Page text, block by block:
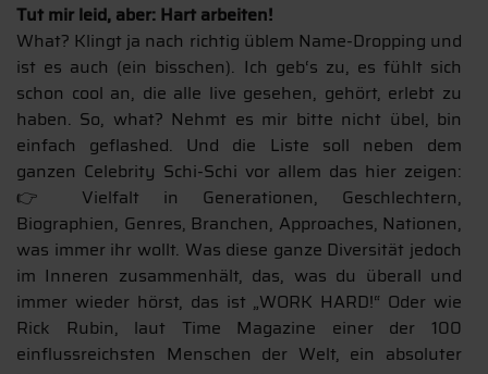
Tut mir leid, aber: Hart arbeiten!
What? Klingt ja nach richtig üblem Name-Dropping und
ist es auch (ein bisschen). Ich geb‘s zu, es fühlt sich
schon cool an, die alle live gesehen, gehört, erlebt zu
haben. So, what? Nehmt es mir bitte nicht übel, bin
einfach geflashed. Und die Liste soll neben dem
ganzen Celebrity Schi-Schi vor allem das hier zeigen:
👉 Vielfalt in Generationen, Geschlechtern,
Biographien, Genres, Branchen, Approaches, Nationen,
was immer ihr wollt. Was diese ganze Diversität jedoch
im Inneren zusammenhält, das, was du überall und
immer wieder hörst, das ist „WORK HARD!“ Oder wie
Rick Rubin, laut Time Magazine einer der 100
einflussreichsten Menschen der Welt, ein absoluter